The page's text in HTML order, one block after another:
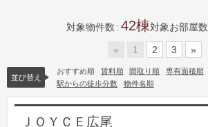
対象物件数 42 対象お部屋数
« 1 2 3 »
並び替え
おすすめ順 賃料順 間取り順 専有面積順
駅からの徒歩分数
物件名順
ＪＯＹＣＥ広尾